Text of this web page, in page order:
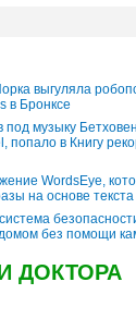
выгуляла
в Бронксе
под музыку
попало в Книгу
WordsEye,
на основе текста
без помощи
ДОКТОРА